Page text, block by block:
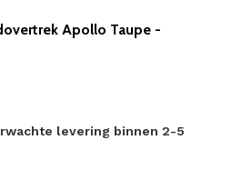
Apollo Taupe -
levering binnen 2-5